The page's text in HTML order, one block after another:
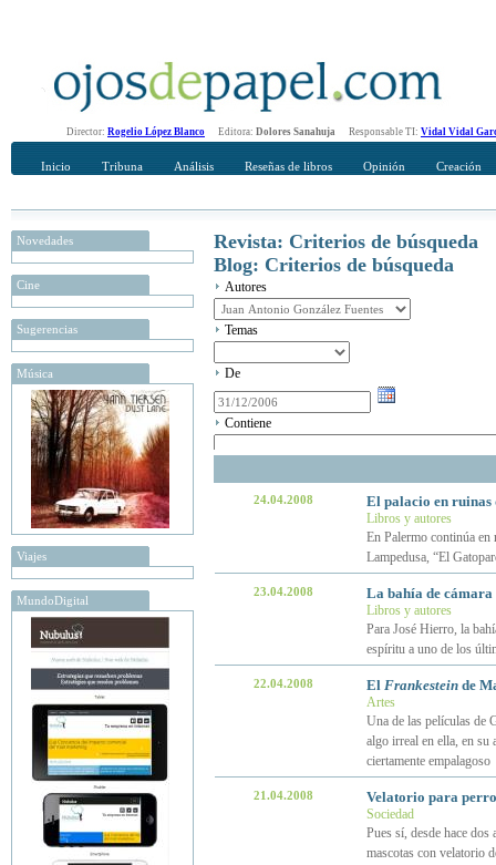
Director: Rogelio López Blanco Editora: Dolores Sanahuja Responsable TI: Vidal Vidal
Inicio Tribuna Análisis Reseñas de libros Opinión Creación
Novedades
Cine
Sugerencias
Música
Viajes
MundoDigital
Revista: Criterios de búsqueda
Blog: Criterios de búsqueda
Autores
Temas
De
Contiene
24.04.2008 El palacio en ruinas
Libros y autores
En Palermo continúa en
Lampedusa, “El
23.04.2008 La bahía de cámara
Libros y autores
Para José Hierro, la
espíritu a uno de los
22.04.2008 El Frankesteinde
Artes
Una de las películas de
algo irreal en ella, en su
ciertamente empalagoso
21.04.2008 Velatorio para
Sociedad
Pues sí, desde hace
mascotas con velatorio